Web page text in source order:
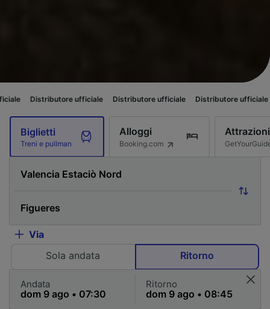
ufficiale Distributore ufficiale Distributore ufficiale
Biglietti
Treni e pullman
Alloggi
Booking.com
Attrazioni
Via
Sola andata
Ritorno
Andata Ritorno